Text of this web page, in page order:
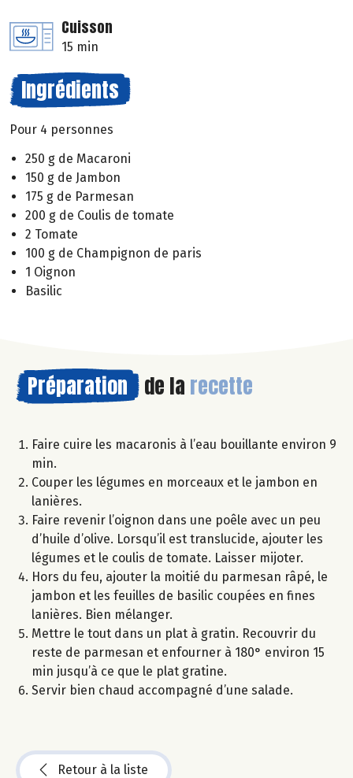
Cuisson
15 min
Ingrédients
Pour 4 personnes
250 g de Macaroni
150 g de Jambon
175 g de Parmesan
200 g de Coulis de tomate
2 Tomate
100 g de Champignon de paris
1 Oignon
Basilic
Préparation de la recette
Faire cuire les macaronis à l’eau bouillante environ 9
min.
Couper les légumes en morceaux et le jambon en
lanières.
Faire revenir l’oignon dans une poêle avec un peu
d’huile d’olive. Lorsqu’il est translucide, ajouter les
légumes et le coulis de tomate. Laisser mijoter.
Hors du feu, ajouter la moitié du parmesan râpé, le
jambon et les feuilles de basilic coupées en fines
lanières. Bien mélanger.
Mettre le tout dans un plat à gratin. Recouvrir du
reste de parmesan et enfourner à 180° environ 15
min jusqu’à ce que le plat gratine.
Servir bien chaud accompagné d’une salade.
Retour à la liste